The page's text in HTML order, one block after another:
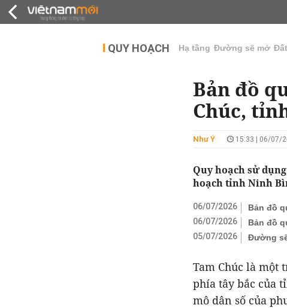
QUY HOẠCH Hạ tầng Đường sẽ mở
Bản đồ
Chúc,
Như Ý 15:33 | 06/07/
Quy hoạch sử
hoạch tỉnh Ninh
06/07/2026
Bản đồ
06/07/2026
Bản đồ
05/07/2026
Đường
Tam Chúc là một
phía tây bắc của
mô dân số của